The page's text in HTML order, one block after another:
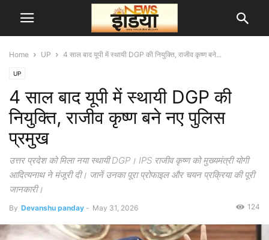
Home UP 4 साल बाद यूपी में स्थायी DGP की नियुक्ति, राजीव कृष्ण बने...
UP
4 साल बाद यूपी में स्थायी DGP की
नियुक्ति, राजीव कृष्ण बने नए पुलिस
प्रमुख
उत्तर प्रदेश को मिला नया स्थायी DGP। IPS राजीव कृष्ण को मुख्यमंत्री योगी
आदित्यनाथ ने मंजूरी दी। जानें उनका पूरा प्रोफाइल और चयन प्रक्रिया की पूरी
जानकारी।
By Devanshu panday - May 31, 2026 124